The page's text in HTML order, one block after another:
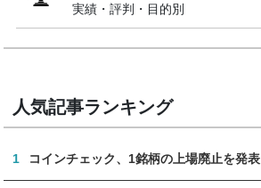
実績・評判・目的別
人気記事ランキング
1 コインチェック、1銘柄の上場廃止を発表